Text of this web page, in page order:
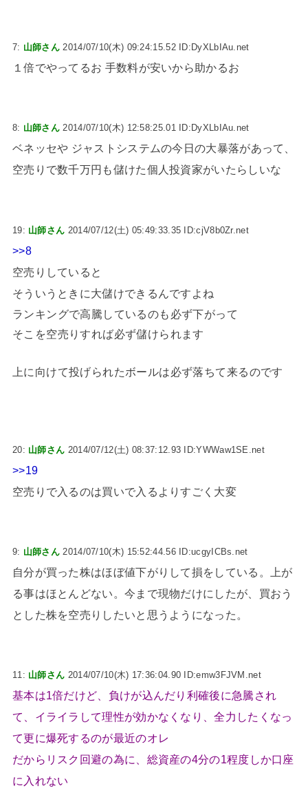
7: 山師さん 2014/07/10(木) 09:24:15.52 ID:DyXLbIAu.net
１倍でやってるお 手数料が安いから助かるお
8: 山師さん 2014/07/10(木) 12:58:25.01 ID:DyXLbIAu.net
ベネッセや ジャストシステムの今日の大暴落があって、
空売りで数千万円も儲けた個人投資家がいたらしいな
19: 山師さん 2014/07/12(土) 05:49:33.35 ID:cjV8b0Zr.net
>>8
空売りしていると
そういうときに大儲けできるんですよね
ランキングで高騰しているのも必ず下がって
そこを空売りすれば必ず儲けられます
上に向けて投げられたボールは必ず落ちて来るのです
20: 山師さん 2014/07/12(土) 08:37:12.93 ID:YWWaw1SE.net
>>19
空売りで入るのは買いで入るよりすごく大変
9: 山師さん 2014/07/10(木) 15:52:44.56 ID:ucgyICBs.net
自分が買った株はほぼ値下がりして損をしている。上が
る事はほとんどない。今まで現物だけにしたが、買おう
とした株を空売りしたいと思うようになった。
11: 山師さん 2014/07/10(木) 17:36:04.90 ID:emw3FJVM.net
基本は1倍だけど、負けが込んだり利確後に急騰され
て、イライラして理性が効かなくなり、全力したくなっ
て更に爆死するのが最近のオレ
だからリスク回避の為に、総資産の4分の1程度しか口座
に入れない